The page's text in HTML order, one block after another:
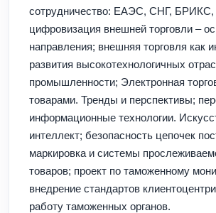
сотрудничество: ЕАЭС, СНГ,
цифровизация внешней торговли –
направления; внешняя торговля как
развития высокотехнологичных
промышленности; Электронная
товарами. Тренды и перспективы;
информационные технологии.
интеллект; безопасность цепочек
маркировка и системы
товаров; проект по таможенному
внедрение стандартов
работу таможенных органов.